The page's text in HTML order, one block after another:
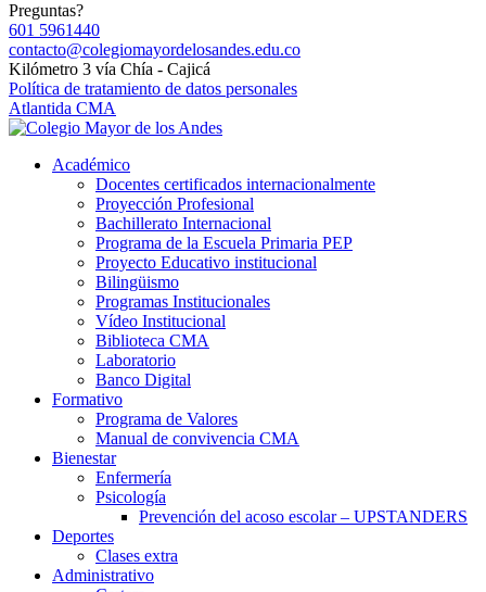
Preguntas?
601 5961440
contacto@colegiomayordelosandes.edu.co
Kilómetro 3 vía Chía - Cajicá
Política de tratamiento de datos personales
Atlantida CMA
Académico
Docentes certificados internacionalmente
Proyección Profesional
Bachillerato Internacional
Programa de la Escuela Primaria PEP
Proyecto Educativo institucional
Bilingüismo
Programas Institucionales
Vídeo Institucional
Biblioteca CMA
Laboratorio
Banco Digital
Formativo
Programa de Valores
Manual de convivencia CMA
Bienestar
Enfermería
Psicología
Prevención del acoso escolar – UPSTANDERS
Deportes
Clases extra
Administrativo